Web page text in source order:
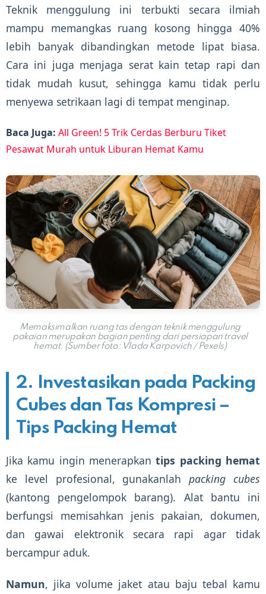
Teknik menggulung ini terbukti secara ilmiah
mampu memangkas ruang kosong hingga 40%
lebih banyak dibandingkan metode lipat biasa.
Cara ini juga menjaga serat kain tetap rapi dan
tidak mudah kusut, sehingga kamu tidak perlu
menyewa setrikaan lagi di tempat menginap.
Baca Juga: All Green! 5 Trik Cerdas Berburu Tiket
Pesawat Murah untuk Liburan Hemat Kamu
Memaksimalkan ruang tas dengan teknik menggulung
pakaian merupakan bagian penting dari persiapan travel
hemat. (Sumber foto: Vlada Karpovich / Pexels)
2. Investasikan pada Packing
Cubes dan Tas Kompresi –
Tips Packing Hemat
Jika kamu ingin menerapkantips packing hemat
ke level profesional, gunakanlahpacking cubes
(kantong pengelompok barang). Alat bantu ini
berfungsi memisahkan jenis pakaian, dokumen,
dan gawai elektronik secara rapi agar tidak
bercampur aduk.
Namun, jika volume jaket atau baju tebal kamu